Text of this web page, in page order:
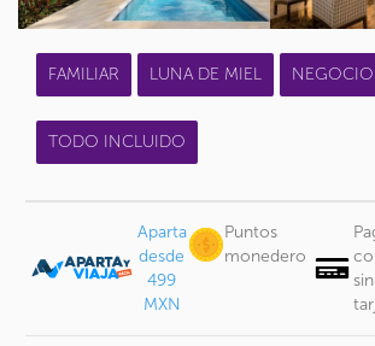
FAMILIAR LUNA DE MIEL
TODO INCLUIDO
Aparta
desde
499
MXN
Puntos
monedero
sin